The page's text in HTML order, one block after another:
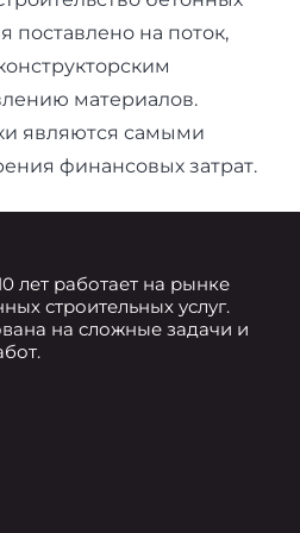
поставлено на поток,
материалов.
являются самыми
финансовых затрат.
лет работает на рынке
строительных услуг.
на сложные задачи и